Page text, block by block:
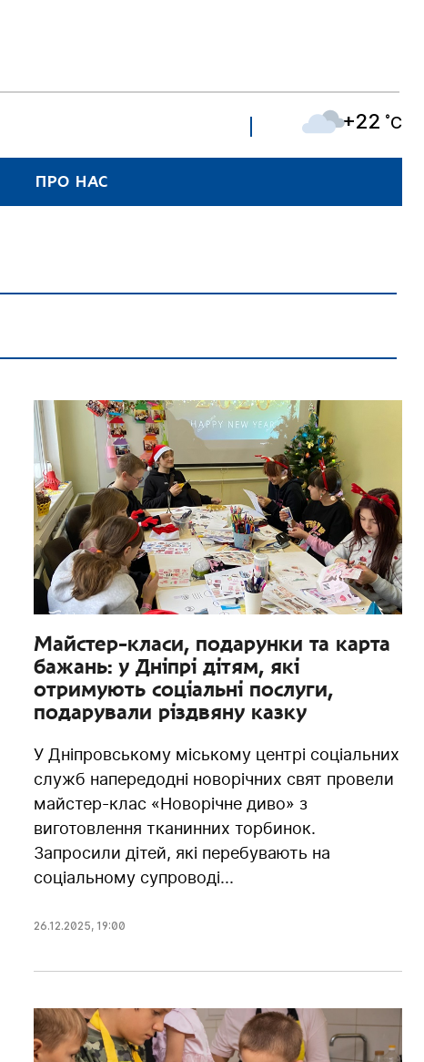
+22 ˚C
ПРО НАС
Майстер-класи, подарунки та карта
бажань: у Дніпрі дітям, які
отримують соціальні послуги,
подарували різдвяну казку
У Дніпровському міському центрі соціальних
служб напередодні новорічних свят провели
майстер-клас «Новорічне диво» з
виготовлення тканинних торбинок.
Запросили дітей, які перебувають на
соціальному супроводі...
26.12.2025, 19:00